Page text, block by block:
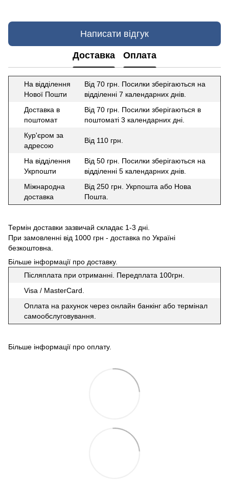
Написати відгук
Доставка Оплата
На відділення
Нової Пошти
Від 70 грн. Посилки зберігаються на
відділенні 7 календарних днів.
Доставка в
поштомат
Від 70 грн. Посилки зберігаються в
поштоматі 3 календарних дні.
Кур'єром за
адресою
Від 110 грн.
На відділення
Укрпошти
Від 50 грн. Посилки зберігаються на
відділенні 5 календарних днів.
Міжнародна
доставка
Від 250 грн. Укрпошта або Нова
Пошта.
Термін доставки зазвичай складає 1-3 дні.
При замовленні від 1000 грн - доставка по Україні
безкоштовна.
Більше інформації про доставку.
Післяплата при отриманні. Передплата 100грн.
Visa / MasterCard.
Оплата на рахунок через онлайн банкінг або термінал
самообслуговування.
Більше інформації про оплату.